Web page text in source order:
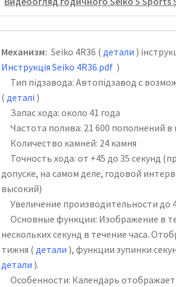
Механизм: Seiko 4R36 (детали )
Инструкція Seiko 4R36.pdf )
Тип підзавода: Автопідзавод с
(деталі )
Запас хода: около 41 года
Частота полива: 21 600 пополнений в
Количество камней: 24 камня
Точность хода: от +45 до 35 секунд
допуске, на самом деле, годовой
высокий)
Увеличение производительности до
Основные функции: Изображение в
нескольких секунд в течение часа.
тижня (детали ), функции зупинки
детали ).
Особенности: Календарь отображает